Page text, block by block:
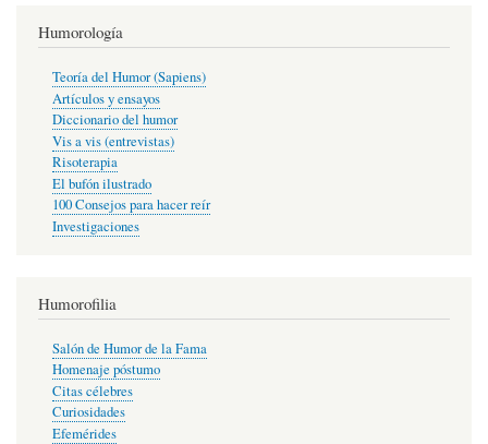
Humorología
Teoría del Humor (Sapiens)
Artículos y ensayos
Diccionario del humor
Vis a vis (entrevistas)
Risoterapia
El bufón ilustrado
100 Consejos para hacer reír
Investigaciones
Humorofilia
Salón de Humor de la Fama
Homenaje póstumo
Citas célebres
Curiosidades
Efemérides